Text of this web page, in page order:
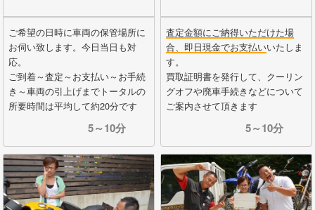
ご希望の日時に車両の保管場所に
お伺い致します。今日当日も対
応。
ご到着～査定～お支払い～お手続
き～車両の引上げまでトータルの
所要時間は平均して約20分です
5～10分
査定金額にご納得いただけた場
合、即日現金でお支払いいたしま
す。
買取証明書を発行して、クーリン
グオフや廃車手続きなどについて
ご案内させて頂きます
5～10分